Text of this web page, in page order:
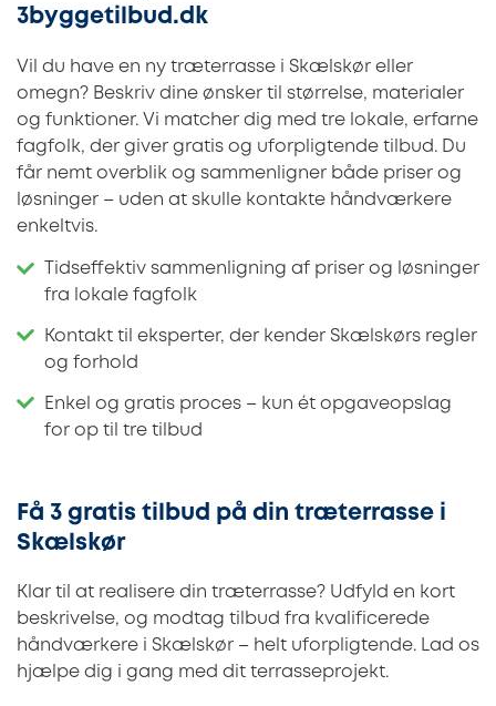
3byggetilbud.dk
Vil du have en ny træterrasse i Skælskør eller
omegn? Beskriv dine ønsker til størrelse, materialer
og funktioner. Vi matcher dig med tre lokale, erfarne
fagfolk, der giver gratis og uforpligtende tilbud. Du
får nemt overblik og sammenligner både priser og
løsninger – uden at skulle kontakte håndværkere
enkeltvis.
Tidseffektiv sammenligning af priser og løsninger
fra lokale fagfolk
Kontakt til eksperter, der kender Skælskørs regler
og forhold
Enkel og gratis proces – kun ét opgaveopslag
for op til tre tilbud
Få 3 gratis tilbud på din træterrasse i
Skælskør
Klar til at realisere din træterrasse? Udfyld en kort
beskrivelse, og modtag tilbud fra kvalificerede
håndværkere i Skælskør – helt uforpligtende. Lad os
hjælpe dig i gang med dit terrasseprojekt.